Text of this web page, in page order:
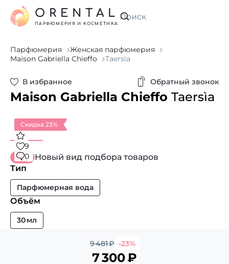
Искать
ORENTAL
ПАРФЮМЕРИЯ И КОСМЕТИКА
Парфюмерия
Женская парфюмерия
Maison Gabriella Chieffo
Taersìa
В избранное Обратный звонок
Maison Gabriella Chieffo Taersìa
Скидка 23%
9
0
Новый вид подбора товаров
Тип
Парфюмерная вода
Объём
30 мл
9 481₽ -23%
7 300₽